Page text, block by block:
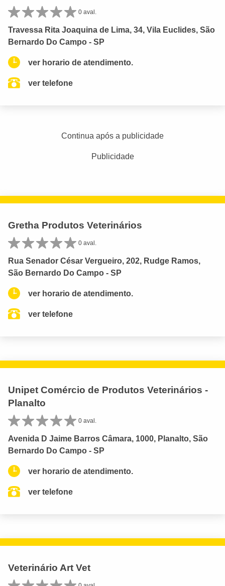
0 aval.
Travessa Rita Joaquina de Lima, 34, Vila Euclides, São
Bernardo Do Campo - SP
ver horario de atendimento.
ver telefone
Continua após a publicidade
Publicidade
Gretha Produtos Veterinários
0 aval.
Rua Senador César Vergueiro, 202, Rudge Ramos,
São Bernardo Do Campo - SP
ver horario de atendimento.
ver telefone
Unipet Comércio de Produtos Veterinários -
Planalto
0 aval.
Avenida D Jaime Barros Câmara, 1000, Planalto, São
Bernardo Do Campo - SP
ver horario de atendimento.
ver telefone
Veterinário Art Vet